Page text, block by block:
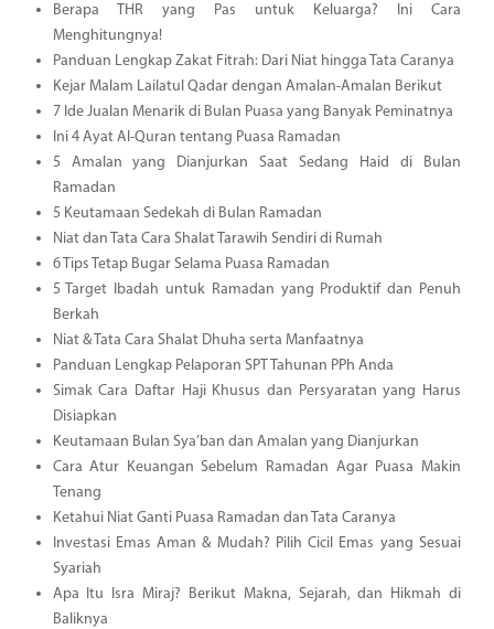
Berapa THR yang Pas untuk Keluarga? Ini Cara
Menghitungnya!
Panduan Lengkap Zakat Fitrah: Dari Niat hingga Tata Caranya
Kejar Malam Lailatul Qadar dengan Amalan-Amalan Berikut
7 Ide Jualan Menarik di Bulan Puasa yang Banyak Peminatnya
Ini 4 Ayat Al-Quran tentang Puasa Ramadan
5 Amalan yang Dianjurkan Saat Sedang Haid di Bulan
Ramadan
5 Keutamaan Sedekah di Bulan Ramadan
Niat dan Tata Cara Shalat Tarawih Sendiri di Rumah
6 Tips Tetap Bugar Selama Puasa Ramadan
5 Target Ibadah untuk Ramadan yang Produktif dan Penuh
Berkah
Niat & Tata Cara Shalat Dhuha serta Manfaatnya
Panduan Lengkap Pelaporan SPT Tahunan PPh Anda
Simak Cara Daftar Haji Khusus dan Persyaratan yang Harus
Disiapkan
Keutamaan Bulan Sya’ban dan Amalan yang Dianjurkan
Cara Atur Keuangan Sebelum Ramadan Agar Puasa Makin
Tenang
Ketahui Niat Ganti Puasa Ramadan dan Tata Caranya
Investasi Emas Aman & Mudah? Pilih Cicil Emas yang Sesuai
Syariah
Apa Itu Isra Miraj? Berikut Makna, Sejarah, dan Hikmah di
Baliknya